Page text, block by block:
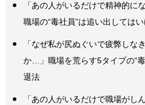
「あの人がいるだけで精神的に
職場の“毒社員”は追い出しては
「なぜ私が尻ぬぐいで疲弊しな
か…」職場を荒らす5タイプの“
退法
「あの人がいるだけで職場がし